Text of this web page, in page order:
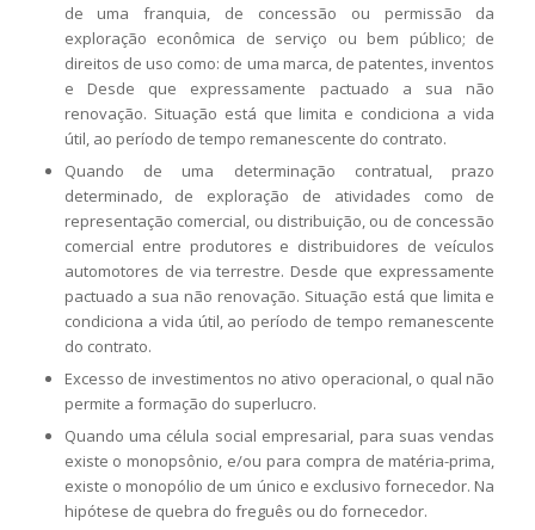
de uma franquia, de concessão ou permissão da
exploração econômica de serviço ou bem público; de
direitos de uso como: de uma marca, de patentes, inventos
e Desde que expressamente pactuado a sua não
renovação. Situação está que limita e condiciona a vida
útil, ao período de tempo remanescente do contrato.
Quando de uma determinação contratual, prazo
determinado, de exploração de atividades como de
representação comercial, ou distribuição, ou de concessão
comercial entre produtores e distribuidores de veículos
automotores de via terrestre. Desde que expressamente
pactuado a sua não renovação. Situação está que limita e
condiciona a vida útil, ao período de tempo remanescente
do contrato.
Excesso de investimentos no ativo operacional, o qual não
permite a formação do superlucro.
Quando uma célula social empresarial, para suas vendas
existe o monopsônio, e/ou para compra de matéria-prima,
existe o monopólio de um único e exclusivo fornecedor. Na
hipótese de quebra do freguês ou do fornecedor.